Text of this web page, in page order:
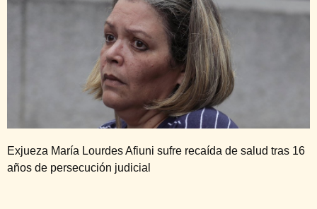
Exjueza María Lourdes Afiuni sufre recaída de salud tras 16
años de persecución judicial